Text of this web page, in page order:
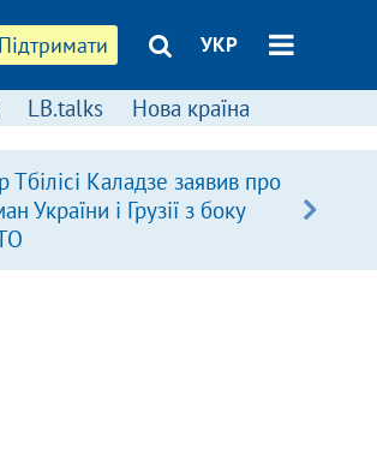
Підтримати УКР
LB.talks Нова країна
Тбілісі Каладзе заявив про
України і Грузії з боку